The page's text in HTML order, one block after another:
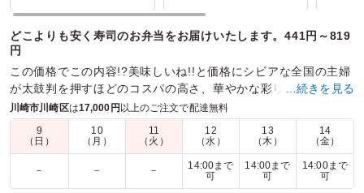
どこよりも安く寿司のお弁当をお届けいたします。441円～819
円
この価格でこの内容!?美味しいね!!と価格にシビアな全国の主婦
が太鼓判を押すほどのコスパの高さ、華やかな彩り、伝統の味
わいが当店最大のウリです。
商品数： 締切日時： 3日前14:00 価格帯：
497円～2,322円
配達時間：
6:30～14:00
…続きを見る
川崎市川崎区は17,000円 以上のご注文で配達無料
9
（日）
10
（月）
11
（火）
12
（水）
13
（木）
14
（金）
－ － －
14:00まで
可
14:00まで
可
14:00まで
可